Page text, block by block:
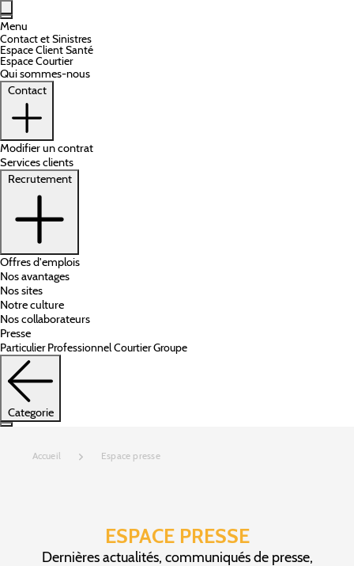
Aller au contenu principal
Menu
Contact et Sinistres
Espace Client Santé
Espace Courtier
Qui sommes-nous
Contact
Modifier un contrat
Services clients
Recrutement
Offres d'emplois
Nos avantages
Nos sites
Notre culture
Nos collaborateurs
Presse
Particulier ProfessionnelCourtierGroupe
Categorie
Accueil Espace presse
ESPACE PRESSE
Dernières actualités, communiqués de presse,